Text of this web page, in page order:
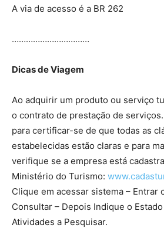
A via de acesso é a BR 262
……………………………
Dicas de Viagem
Ao adquirir um produto ou serviço
o contrato de prestação de
para certificar-se de que todas as
estabelecidas estão claras e para
verifique se a empresa está
Ministério do Turismo:
Clique em acessar sistema – Entrar
Consultar – Depois Indique o
Atividades a Pesquisar.